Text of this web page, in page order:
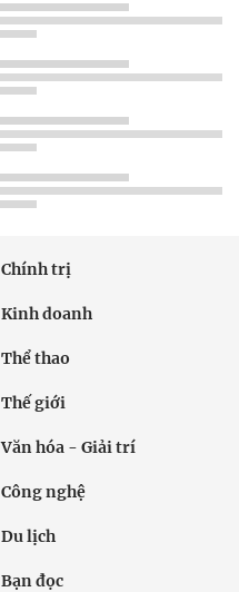
Chính trị
Kinh doanh
Thể thao
Thế giới
Văn hóa - Giải trí
Công nghệ
Du lịch
Bạn đọc